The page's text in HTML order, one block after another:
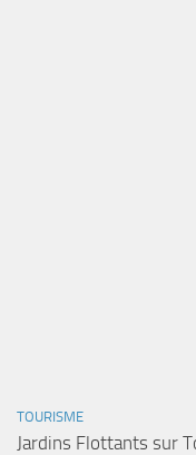
TOURISME
Jardins Flottants sur